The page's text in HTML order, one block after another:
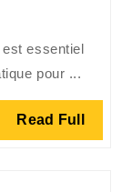
essentiel
pour ...
Read Full Read
Full